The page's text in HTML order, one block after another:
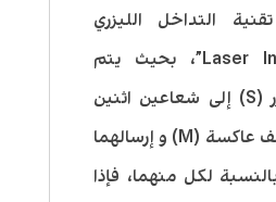
التداخل الليزري
“Laser Interferometry”، بحيث يتم
فصل شعاع ليزر (S) إلى شعاعين اثنين
بواسطة مرآة نصف عاكسة (M) و إرسالهما
لكل منهما، فإذا